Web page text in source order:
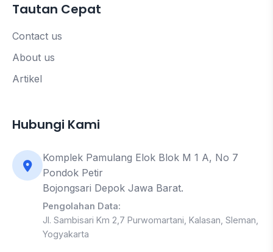
Tautan Cepat
Contact us
About us
Artikel
Hubungi Kami
Komplek Pamulang Elok Blok M 1 A, No 7
Pondok Petir
Bojongsari Depok Jawa Barat.
Pengolahan Data:
Jl. Sambisari Km 2,7 Purwomartani, Kalasan, Sleman,
Yogyakarta